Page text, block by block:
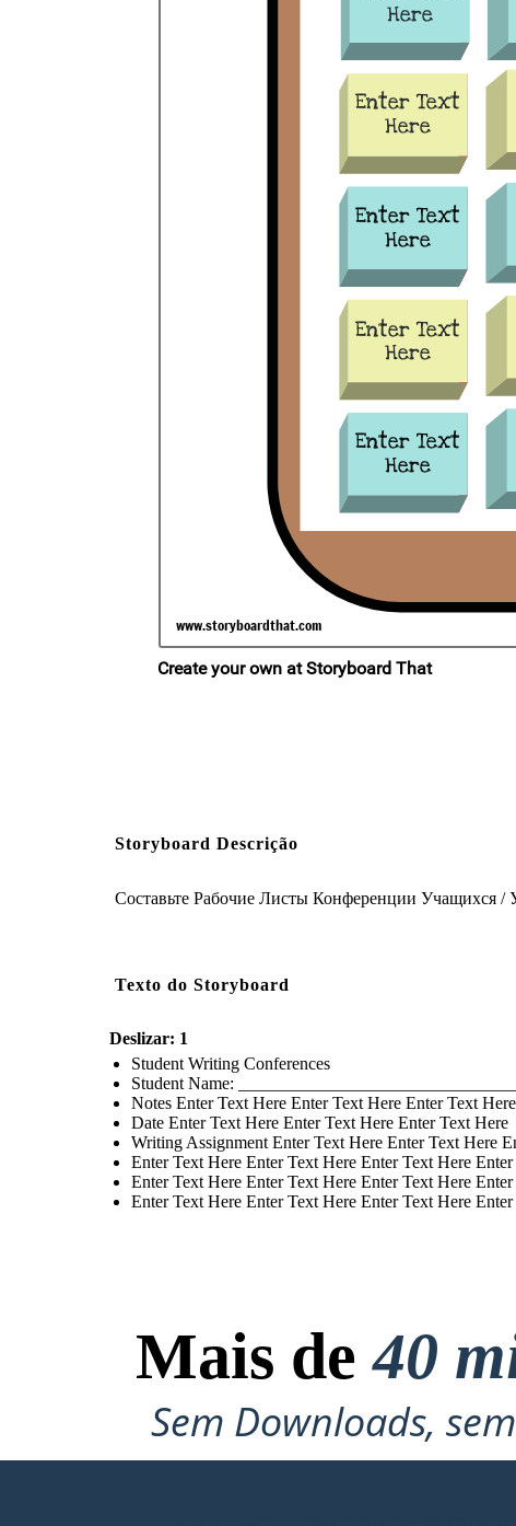
Storyboard Descrição
Составьте Рабочие Листы Конференции Учащихся /
Texto do Storyboard
Deslizar: 1
Student Writing Conferences
Student Name:
Notes Enter Text Here Enter Text Here Enter Text Here
Date Enter Text Here Enter Text Here Enter Text Here
Writing Assignment Enter Text Here Enter Text Here
Enter Text Here Enter Text Here Enter Text Here
Enter Text Here Enter Text Here Enter Text Here
Enter Text Here Enter Text Here Enter Text Here
Mais de40
Sem Downloads,